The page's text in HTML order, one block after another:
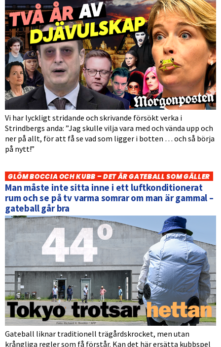
Vi har lyckligt stridande och skrivande försökt verka i
Strindbergs anda: ”Jag skulle vilja vara med och vända upp och
ner på allt, för att få se vad som ligger i botten … och så börja
på nytt!”
GLÖM BOCCIA OCH KUBB – DET ÄR GATEBALL SOM GÄLLER
Man måste inte sitta inne i ett luftkonditionerat
rum och se på tv varma somrar om man är gammal –
gateball går bra
Gateball liknar traditionell trägårdskrocket, men utan
krångliga regler som få förstår. Kan det här ersätta kubbspel